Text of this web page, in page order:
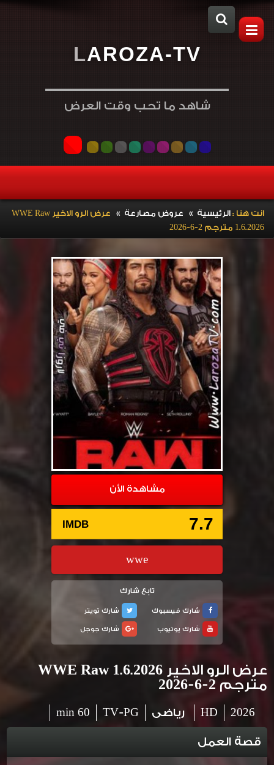
LAROZA-TV
شاهد ما تحب وقت العرض
انت هنا :الرئيسية » عروض مصارعة »
عرض الرو الاخير WWE Raw
1.6.2026 مترجم 2-6-2026
مشاهدة الأن
IMDB 7.7
wwe
تابع شارك
شارك فيسبوك
شارك تويتر
شارك يوتيوب
شارك جوجل
عرض الرو الاخير WWE Raw 1.6.2026
مترجم 2-6-2026
2026
HD رياضى TV-PG
60 min
قصة العمل